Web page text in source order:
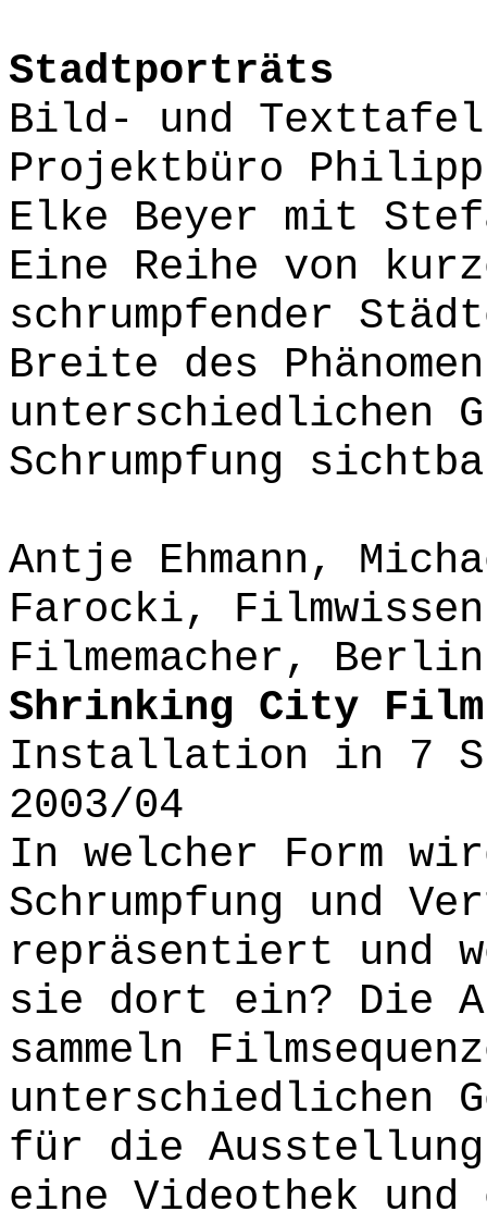
Stadtporträts
Bild- und
Projektbüro
Elke Beyer mit
Eine Reihe von
schrumpfender
Breite des
unterschiedlichen
Schrumpfung
Antje Ehmann,
Farocki,
Filmemacher, Berlin
Shrinking City Film
Installation in 7
2003/04
In welcher Form
Schrumpfung und
repräsentiert und
sie dort ein? Die
sammeln
unterschiedlichen
für die
eine Videothek